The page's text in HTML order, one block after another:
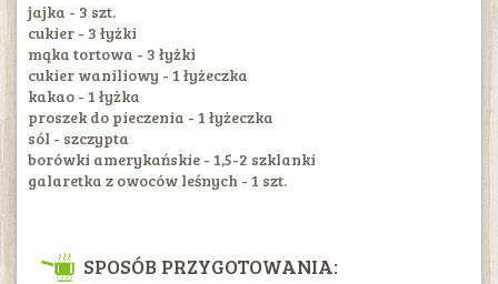
jajka - 3 szt.
cukier - 3 łyżki
mąka tortowa - 3 łyżki
cukier waniliowy - 1 łyżeczka
kakao - 1 łyżka
proszek do pieczenia - 1 łyżeczka
sól - szczypta
borówki amerykańskie - 1,5-2 szklanki
galaretka z owoców leśnych - 1 szt.
SPOSÓB PRZYGOTOWANIA: